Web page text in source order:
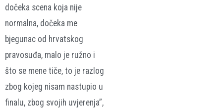
dočeka scena koja nije
normalna, dočeka me
bjegunac od hrvatskog
pravosuđa, malo je ružno i
što se mene tiče, to je razlog
zbog kojeg nisam nastupio u
finalu, zbog svojih uvjerenja”,